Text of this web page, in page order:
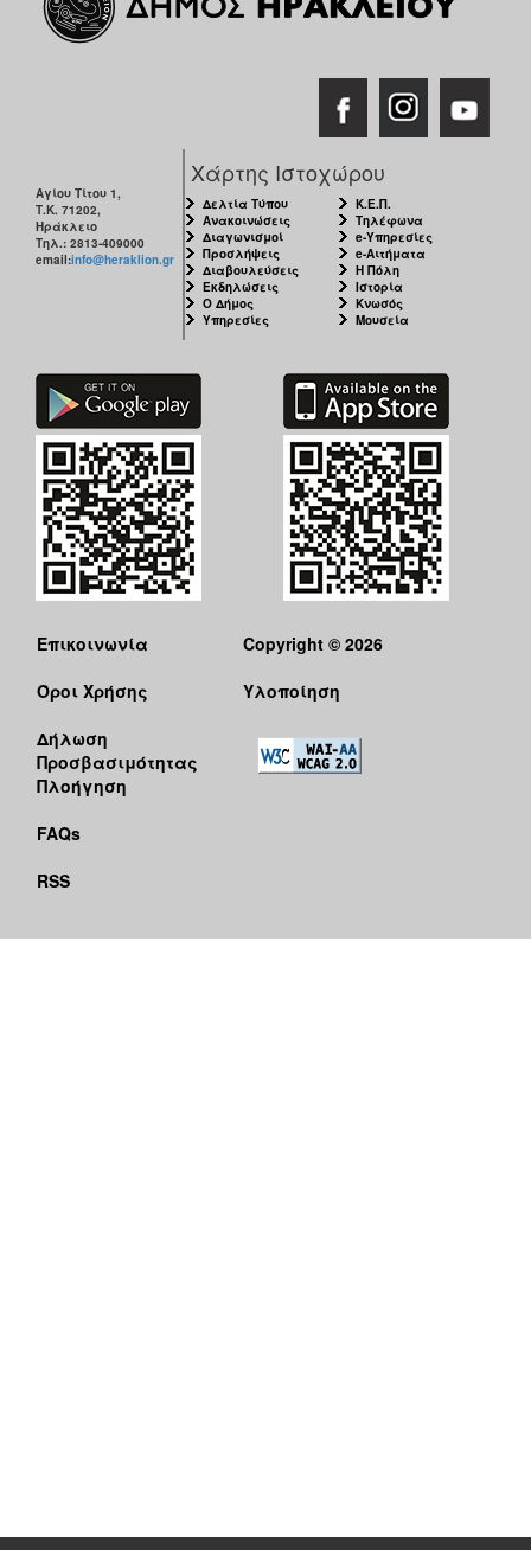
Αγίου Τίτου 1,
Τ.Κ. 71202,
Ηράκλειο
Τηλ.: 2813-409000
email:info@heraklion.gr
Χάρτης Ιστοχώρου
Δελτία Τύπου
Ανακοινώσεις
Διαγωνισμοί
Προσλήψεις
Διαβουλεύσεις
Εκδηλώσεις
Ο Δήμος
Υπηρεσίες
Κ.Ε.Π.
Τηλέφωνα
e-Υπηρεσίες
e-Αιτήματα
Η Πόλη
Ιστορία
Κνωσός
Μουσεία
Επικοινωνία
Όροι Χρήσης
Δήλωση
Προσβασιμότητας
Πλοήγηση
FAQs
RSS
Copyright © 2026
Υλοποίηση